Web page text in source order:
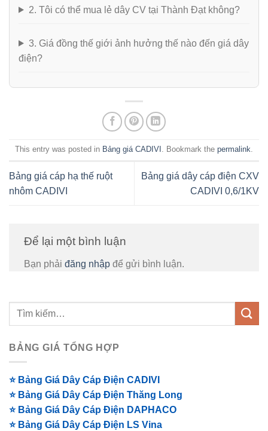
2. Tôi có thể mua lẻ dây CV tại Thành Đạt không?
3. Giá đồng thế giới ảnh hưởng thế nào đến giá dây
điện?
This entry was posted in Bảng giá CADIVI . Bookmark the permalink.
Bảng giá cáp hạ thế ruột
nhôm CADIVI
Bảng giá dây cáp điện CXV
CADIVI 0,6/1KV
Để lại một bình luận
Bạn phải đăng nhập để gửi bình luận.
BẢNG GIÁ TỔNG HỢP
⭐ Bảng Giá Dây Cáp Điện CADIVI
⭐ Bảng Giá Dây Cáp Điện Thăng Long
⭐ Bảng Giá Dây Cáp Điện DAPHACO
⭐ Bảng Giá Dây Cáp Điện LS Vina